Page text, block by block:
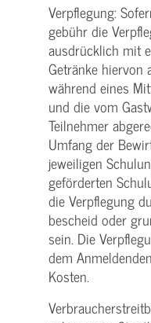
Verpflegung:
gebühr die
ausdrücklich mit
Getränke hiervon
während eines
und die vom
Teilnehmer
Umfang der
jeweiligen
geförderten
die Verpflegung
bescheid oder
sein. Die
dem
Kosten.